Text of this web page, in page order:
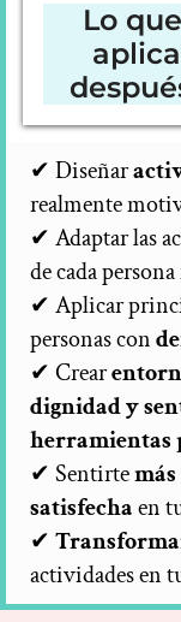
Lo
✔ Diseñar
realmente
✔ Adaptar las
de cada
✔ Aplicar
personas con
✔ Crear
dignidad y
herramientas
✔ Sentirte
satisfechaen
✔
actividades en